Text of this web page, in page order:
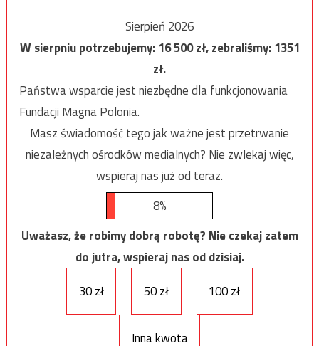
Sierpień 2026
W sierpniu potrzebujemy:16 500zł, zebraliśmy:1351
zł.
Państwa wsparcie jest niezbędne dla funkcjonowania
Fundacji Magna Polonia.
Masz świadomość tego jak ważne jest przetrwanie
niezależnych ośrodków medialnych? Nie zwlekaj więc,
wspieraj nas już od teraz.
8%
Uważasz, że robimy dobrą robotę? Nie czekaj zatem
do jutra, wspieraj nas od dzisiaj.
30 zł
50 zł 100 zł
Inna kwota